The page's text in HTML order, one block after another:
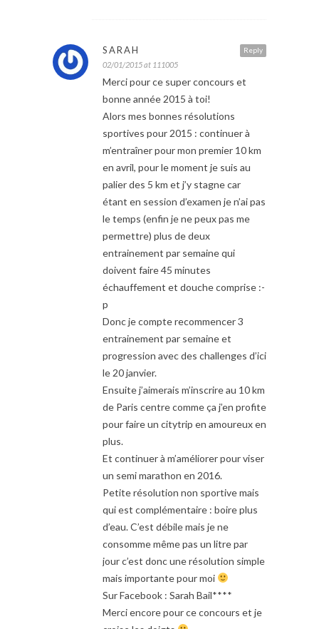
Reply
SARAH
02/01/2015 at 111005
Merci pour ce super concours et
bonne année 2015 à toi!
Alors mes bonnes résolutions
sportives pour 2015 : continuer à
m’entraîner pour mon premier 10 km
en avril, pour le moment je suis au
palier des 5 km et j’y stagne car
étant en session d’examen je n’ai pas
le temps (enfin je ne peux pas me
permettre) plus de deux
entrainement par semaine qui
doivent faire 45 minutes
échauffement et douche comprise :-
p
Donc je compte recommencer 3
entrainement par semaine et
progression avec des challenges d’ici
le 20 janvier.
Ensuite j’aimerais m’inscrire au 10 km
de Paris centre comme ça j’en profite
pour faire un citytrip en amoureux en
plus.
Et continuer à m’améliorer pour viser
un semi marathon en 2016.
Petite résolution non sportive mais
qui est complémentaire : boire plus
d’eau. C’est débile mais je ne
consomme même pas un litre par
jour c’est donc une résolution simple
mais importante pour moi
Sur Facebook : Sarah Bail****
Merci encore pour ce concours et je